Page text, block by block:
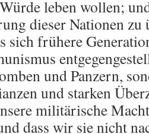
leben wollen;
dieser Nationen
sich frühere
und Panzern,
und starken
militärische
dass wir sie nicht